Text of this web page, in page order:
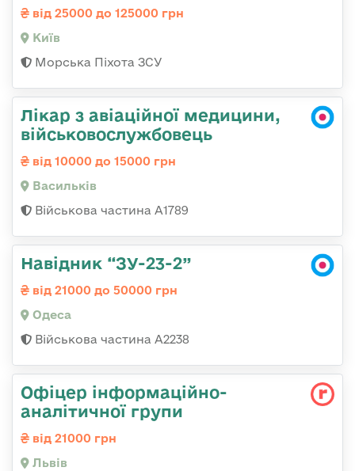
від 25000 до 125000 грн
Київ
Морська Піхота ЗСУ
Лікар з авіаційної медицини,
військовослужбовець
від 10000 до 15000 грн
Васильків
Військова частина А1789
Навідник “ЗУ-23-2”
від 21000 до 50000 грн
Одеса
Військова частина А2238
Офіцер інформаційно-
аналітичної групи
від 21000 грн
Львів